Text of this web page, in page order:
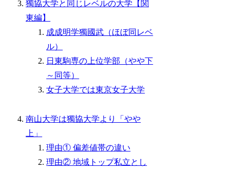
獨協大学と同じレベルの大学【関
東編】
成成明学獨國武（ほぼ同レベ
ル）
日東駒専の上位学部（やや下
～同等）
女子大学では東京女子大学
南山大学は獨協大学より「やや
上」
理由① 偏差値帯の違い
理由② 地域トップ私立とし